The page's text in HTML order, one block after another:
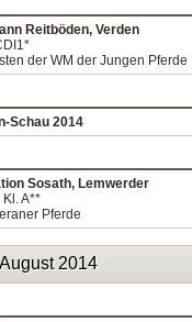
Reitböden, Verden
der WM der Jungen Pferde
Schau 2014
Sosath, Lemwerder
A**
Pferde
2014